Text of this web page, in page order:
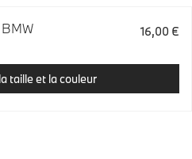
16,00 €
taille et la couleur